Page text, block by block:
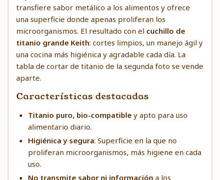
transfiere sabor metálico a los alimentos y ofrece
una superficie donde apenas proliferan los
microorganismos. El resultado con el cuchillo de
titanio grande Keith: cortes limpios, un manejo ágil y
una cocina más higiénica y agradable cada día. La
tabla de cortar de titanio de la segunda foto se vende
aparte.
Características destacadas
Titanio puro, bio-compatible y apto para uso
alimentario diario.
Higiénica y segura: Superficie en la que no
proliferan microorganismos, más higiene en cada
uso.
No transmite sabor ni información a los